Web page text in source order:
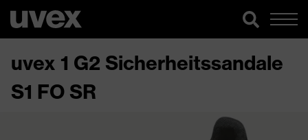
uvex 1 G2 Sicherheitssandale
S1 FO SR